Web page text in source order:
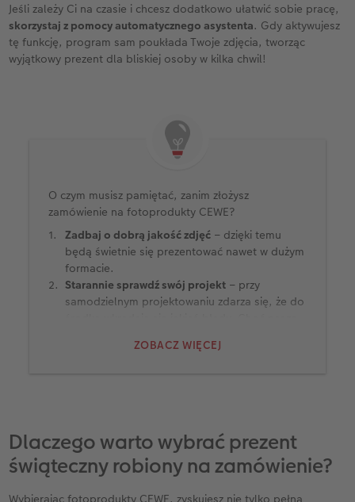
Jeśli zależy Ci na czasie i chcesz dodatkowo ułatwić sobie pracę,
skorzystaj z pomocy automatycznego asystenta. Gdy aktywujesz
tę funkcję, program sam poukłada Twoje zdjęcia, tworząc
wyjątkowy prezent dla bliskiej osoby w kilka chwil!
ZOBACZ WIĘCEJ
O czym musisz pamiętać, zanim złożysz
zamówienie na fotoprodukty CEWE?
Zadbaj o dobrą jakość zdjęć – dzięki temu
będą świetnie się prezentować nawet w dużym
formacie.
Starannie sprawdź swój projekt – przy
samodzielnym projektowaniu zdarza się, że do
każdy problem, całość pójdzie sprawniej, jeśli
Twoje fotoprodukty na czas, jednak zimą,
szczególnie tuż przed Bożym Narodzeniem,
nasze laboratoria pracują na pełnych
Dlaczego warto wybrać prezent
świąteczny robiony na zamówienie?